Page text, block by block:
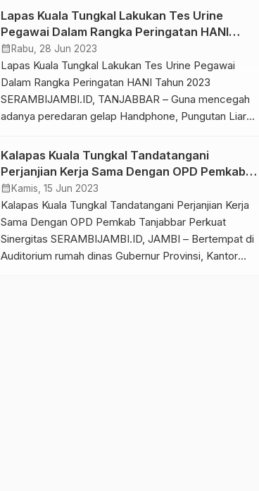
(Lapas) dan Kantor Imigrasi (Kanim) Tungkal
menggelar kegiatan bhakti sosial dan donor darah,
Rabu (2/8/23). Bhakti Sosial dan kesehatan tersebut
bekerja sama dengan Unit Tranfusi Darah (UTD)
RSUD KH […]
Lapas Kuala Tungkal Lakukan Tes Urine
Pegawai Dalam Rangka Peringatan HANI
Tahun 2023
calendar_month Rabu, 28 Jun 2023
Lapas Kuala Tungkal Lakukan Tes Urine Pegawai
Dalam Rangka Peringatan HANI Tahun 2023
SERAMBIJAMBI.ID, TANJABBAR – Guna mencegah
adanya peredaran gelap Handphone, Pungutan Liar
menggelar tes urine kepada seluruh pegawai tanpa
terkecuali, dalam hal ini kegiatan disaksikan langsung
oleh Kalapas I Gusti Lanang ACP. (Rabu 28/06/2023).
Pada kegiatan ini, […]
Kalapas Kuala Tungkal Tandatangani
Perjanjian Kerja Sama Dengan OPD Pemkab
Tanjabbar Perkuat Sinergitas
calendar_month Kamis, 15 Jun 2023
Kalapas Kuala Tungkal Tandatangani Perjanjian Kerja
Sama Dengan OPD Pemkab Tanjabbar Perkuat
Sinergitas SERAMBIJAMBI.ID, JAMBI – Bertempat di
Auditorium rumah dinas Gubernur Provinsi, Kantor